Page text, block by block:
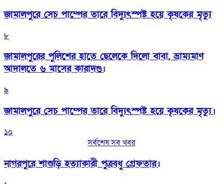
জামালপুরে সেচ পাম্পের তারে বিদ্যুৎস্পষ্ট হয়ে কৃষকের মৃত্যু
৮
জামালপুরের পুলিশের হাতে ছেলেকে দিলো বাবা, ভ্রাম্যমাণ
আদালতে ৬ মাসের কারাদণ্ড।
৯
জামালপুরে সেচ পাম্পের তারে বিদ্যুৎস্পষ্ট হয়ে কৃষকের মৃত্যু।
১০
সর্বশেষ সব খবর
নাগরপুরে শাশুড়ি হত্যাকারী পুত্রবধু গ্রেফতার।